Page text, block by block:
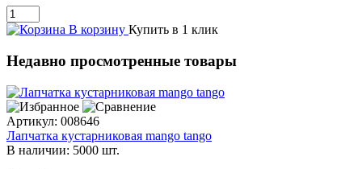
В корзину Купить в 1 клик
Недавно просмотренные товары
Артикул: 008646
Лапчатка кустарниковая mango tango
В наличии: 5000 шт.